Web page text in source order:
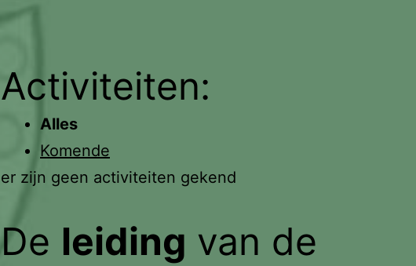
Activiteiten:
Alles
Komende
er zijn geen activiteiten gekend
De leiding van de